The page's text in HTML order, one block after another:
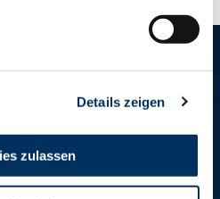
Details zeigen
zulassen
eG